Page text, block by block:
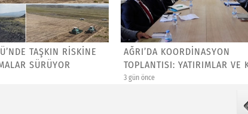
TAŞKIN RİSKİNE
SÜRÜYOR
AĞRI’DA KOORDİNASYON
TOPLANTISI: YATIRIMLAR VE
HİZMETLE...
3 gün önce